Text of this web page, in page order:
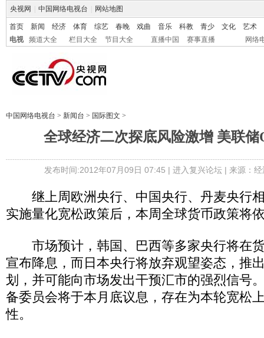
央视网 中国网络电视台 网站地图
首页 新闻 经济 体育 综艺 春晚 戏曲 音乐 科教 青少 文化
艺术
电视
频道大全 栏目大全 节目大全 直播中国 赛事直播 网络
中国网络电视台 > 新闻台 > 国际图文 >
全球经济二次探底风险激增 美联储
发布时间:2012年07月09日 07:45 | 进入复兴论坛| 来源：
继上周欧洲央行、中国央行、丹麦央行
实施量化宽松政策后，本周全球货币政策将
市场预计，韩国、巴西等多家央行将在
宣布降息，而日本央行将放弃观望姿态，推
划，并可能向市场发出干预汇市的强烈信号
备委员会将于本月底议息，存在为本轮宽松
性。